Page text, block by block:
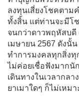
ลงทุนเสี่ยงโชคตาม
ทั้งสิ้น แต่ท่านจะมีโ
จนกว่าดาวพฤหัสบดี
เมษายน 2567 ดังนั้
ทำการมงคลทุกสิ่งทุ
ไม่ค่อยเชื่อฟังมากนั
เดินทางในเวลากล
ยาเมาใดๆ ก็ไม่เหม